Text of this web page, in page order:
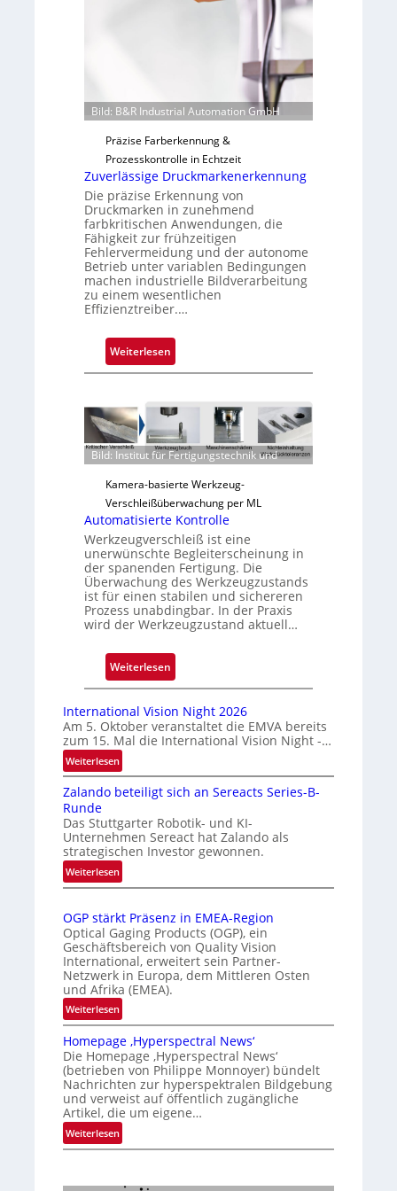
n
u
Bild: B&R Industrial Automation GmbH
Präzise Farberkennung &
Prozesskontrolle in Echtzeit
Zuverlässige Druckmarkenerkennung
Die präzise Erkennung von
Druckmarken in zunehmend
farbkritischen Anwendungen, die
Fähigkeit zur frühzeitigen
Fehlervermeidung und der autonome
Betrieb unter variablen Bedingungen
machen industrielle Bildverarbeitung
zu einem wesentlichen
Effizienztreiber.…
Weiterlesen:
Z
v
r
l
ä
s
s
i
g
e
D
r
u
k
m
r
k
n
e
r
k
e
n
n
g
Bild: Institut für Fertigungstechnik und
Kamera-basierte Werkzeug-
Verschleißüberwachung per ML
Automatisierte Kontrolle
Werkzeugverschleiß ist eine
unerwünschte Begleiterscheinung in
der spanenden Fertigung. Die
Überwachung des Werkzeugzustands
ist für einen stabilen und sichereren
Prozess unabdingbar. In der Praxis
wird der Werkzeugzustand aktuell…
Weiterlesen:
A
t
o
a
t
s
i
r
e
K
o
n
o
l
l
e
International Vision Night 2026
Am 5. Oktober veranstaltet die EMVA bereits
zum 15. Mal die International Vision Night -…
Weiterlesen:
I
n
e
r
n
a
o
n
a
l
V
i
s
i
o
n
N
i
g
h
Zalando beteiligt sich an Sereacts Series-B-
Runde
Das Stuttgarter Robotik- und KI-
Unternehmen Sereact hat Zalando als
strategischen Investor gewonnen.
Weiterlesen:
Z
l
a
n
d
o
b
e
t
e
i
l
i
g
t
OGP stärkt Präsenz in EMEA-Region
Optical Gaging Products (OGP), ein
Geschäftsbereich von Quality Vision
International, erweitert sein Partner-
Netzwerk in Europa, dem Mittleren Osten
und Afrika (EMEA).
Weiterlesen:
O
G
P
s
t
ä
r
k
Homepage ‚Hyperspectral News‘
Die Homepage ‚Hyperspectral News‘
(betrieben von Philippe Monnoyer) bündelt
Nachrichten zur hyperspektralen Bildgebung
und verweist auf öffentlich zugängliche
Artikel, die um eigene…
Weiterlesen:
H